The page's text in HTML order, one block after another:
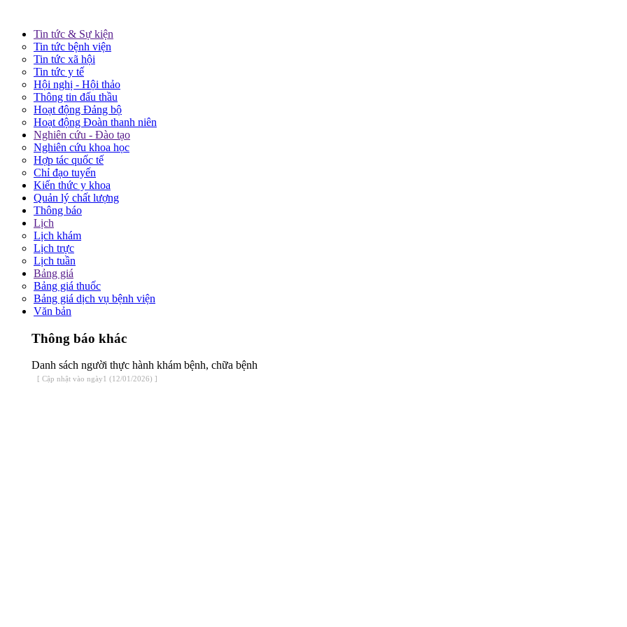
Tin tức & Sự kiện
Tin tức bệnh viện
Tin tức xã hội
Tin tức y tế
Hội nghị - Hội thảo
Thông tin đấu thầu
Hoạt động Đảng bộ
Hoạt động Đoàn thanh niên
Nghiên cứu - Đào tạo
Nghiên cứu khoa học
Hợp tác quốc tế
Chỉ đạo tuyến
Kiến thức y khoa
Quản lý chất lượng
Thông báo
Lịch
Lịch khám
Lịch trực
Lịch tuần
Bảng giá
Bảng giá thuốc
Bảng giá dịch vụ bệnh viện
Văn bản
Thông báo khác
Danh sách người thực hành khám bệnh, chữa bệnh
[ Cập nhật vào ngày1 (12/01/2026) ]